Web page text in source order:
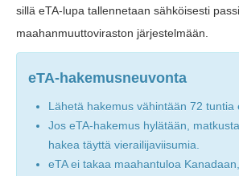
sillä eTA-lupa tallennetaan sähköisesti
maahanmuuttoviraston järjestelmään.
eTA-hakemusneuvonta
Lähetä hakemus vähintään 72 tuntia
Jos eTA-hakemus hylätään,
hakea täyttä vierailijaviisumia.
eTA ei takaa maahantuloa